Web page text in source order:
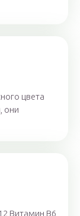
цвета
они
Витамин В6